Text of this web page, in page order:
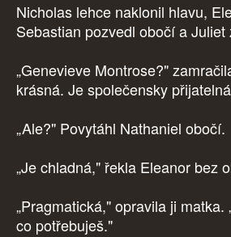
Nicholas lehce naklonil hlavu,
Sebastian pozvedl obočí a Juliet
„Genevieve Montrose?"
krásná. Je společensky
„Ale?" Povytáhl Nathaniel obočí.
„Je chladná," řekla Eleanor bez
„Pragmatická," opravila ji matka.
co potřebuješ."